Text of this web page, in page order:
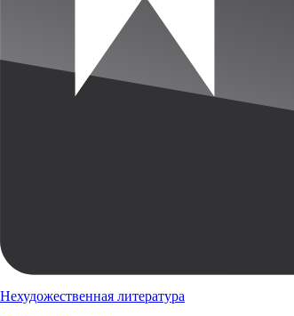
Нехудожественная литература